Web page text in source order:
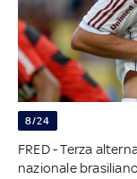
8/24
FRED - Terza
nazionale